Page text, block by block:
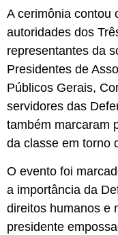
A cerimônia contou
autoridades dos
representantes da
Presidentes de
Públicos Gerais,
servidores das
também marcaram
da classe em torno
O evento foi
a importância da
direitos humanos e
presidente